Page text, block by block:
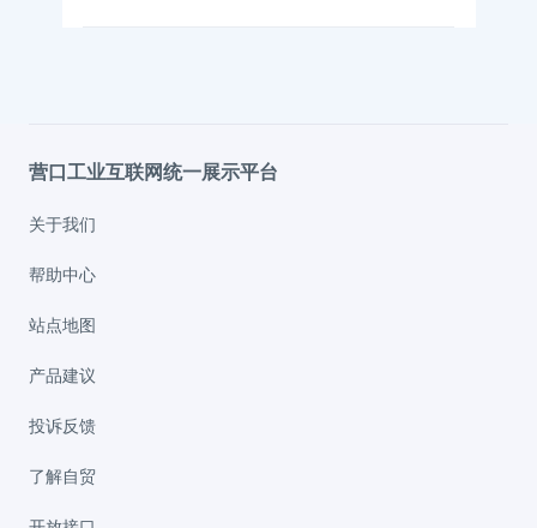
营口工业互联网统一展示平台
关于我们
帮助中心
站点地图
产品建议
投诉反馈
了解自贸